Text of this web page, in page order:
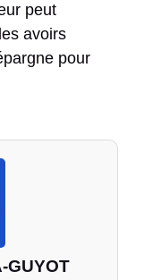
peut
avoirs
pour
GUYOT